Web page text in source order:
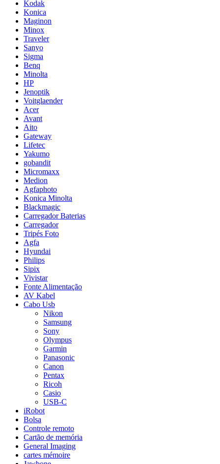
Kodak
Konica
Maginon
Minox
Traveler
Sanyo
Sigma
Benq
Minolta
HP
Jenoptik
Voitglaender
Acer
Avant
Aito
Gateway
Lifetec
Yakumo
gobandit
Micromaxx
Medion
Agfaphoto
Konica Minolta
Blackmagic
Carregador Baterias
Carregador
Tripés Foto
Agfa
Hyundai
Philips
Sipix
Vivistar
Fonte Alimentação
AV Kabel
Cabo Usb
Nikon
Samsung
Sony
Olympus
Garmin
Panasonic
Canon
Pentax
Ricoh
Casio
USB-C
iRobot
Bolsa
Controle remoto
Cartão de memória
General Imaging
cartes mémoire